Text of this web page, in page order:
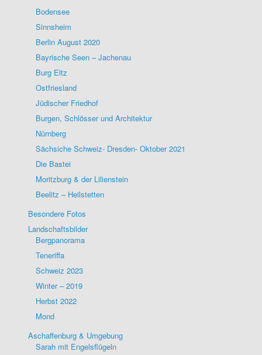
Bodensee
Sinnsheim
Berlin August 2020
Bayrische Seen – Jachenau
Burg Eltz
Ostfriesland
Jüdischer Friedhof
Burgen, Schlösser und Architektur
Nürnberg
Sächsiche Schweiz- Dresden- Oktober 2021
Die Bastei
Moritzburg & der Lilienstein
Beelitz – Heilstetten
Besondere Fotos
Landschaftsbilder
Bergpanorama
Teneriffa
Schweiz 2023
Winter – 2019
Herbst 2022
Mond
Aschaffenburg & Umgebung
Sarah mit Engelsflügeln